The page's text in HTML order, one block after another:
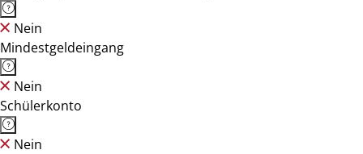
Nein
Mindestgeldeingang
Nein
Schülerkonto
Nein